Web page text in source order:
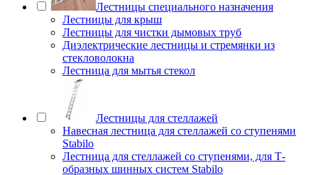
Лестницы специального назначения
Лестницы для крыш
Лестницы для чистки дымовых труб
Диэлектрические лестницы и стремянки из
стекловолокна
Лестница для мытья стекол
Лестницы для стеллажей
Навесная лестница для стеллажей со ступенями
Stabilo
Лестница для стеллажей со ступенями, для Т-
образных шинных систем Stabilo